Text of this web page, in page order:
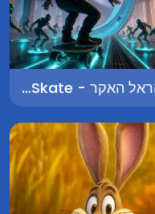
הראל האקר - Harel HackerSkate